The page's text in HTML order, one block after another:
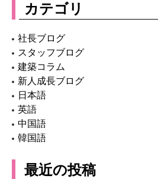
カテゴリ
社長ブログ
スタッフブログ
建築コラム
新人成長ブログ
日本語
英語
中国語
韓国語
最近の投稿